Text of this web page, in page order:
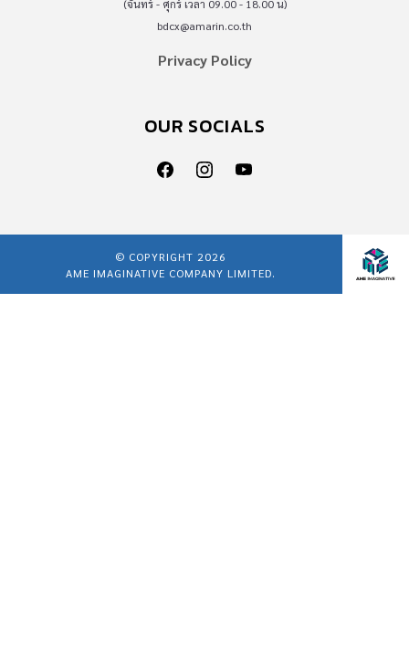
(จันทร์ - ศุกร์ เวลา 09.00 - 18.00 น)
bdcx@amarin.co.th
Privacy Policy
OUR SOCIALS
© COPYRIGHT 2026
AME IMAGINATIVE COMPANY LIMITED.